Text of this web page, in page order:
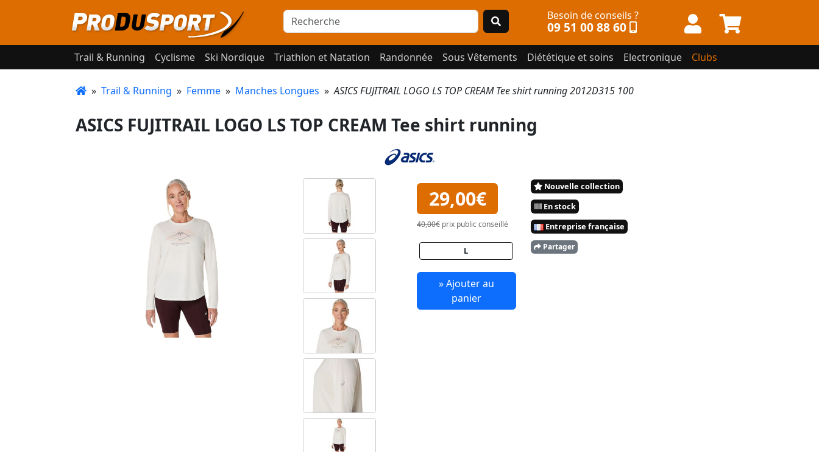
Besoin de conseils ?
09 51 00 88 60
Trail & Running Cyclisme Ski Nordique Triathlon et Natation Randonnée Sous Vêtements Diététique et soins Electronique Clubs
» Trail & Running » Femme » Manches Longues »ASICS FUJITRAIL LOGO LS TOP CREAM Tee shirt running 2012D315 100
ASICS FUJITRAIL LOGO LS TOP CREAM Tee shirt running
29,00€
40,00€ prix public conseillé
L
» Ajouter au
panier
Nouvelle collection
En stock
Entreprise française
Partager